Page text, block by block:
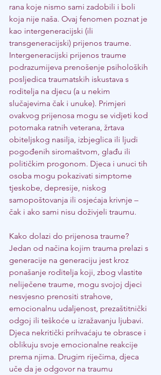
rana koje nismo sami zadobili i boli
koja nije naša. Ovaj fenomen poznat je
kao intergeneracijski (ili
transgeneracijski) prijenos traume.
Intergeneracijski prijenos traume
podrazumijeva prenošenje psiholoških
posljedica traumatskih iskustava s
roditelja na djecu (a u nekim
slučajevima čak i unuke). Primjeri
ovakvog prijenosa mogu se vidjeti kod
potomaka ratnih veterana, žrtava
obiteljskog nasilja, izbjeglica ili ljudi
pogođenih siromaštvom, glađu ili
političkim progonom. Djeca i unuci tih
osoba mogu pokazivati simptome
tjeskobe, depresije, niskog
samopoštovanja ili osjećaja krivnje –
čak i ako sami nisu doživjeli traumu.
Kako dolazi do prijenosa traume?
Jedan od načina kojim trauma prelazi s
generacije na generaciju jest kroz
ponašanje roditelja koji, zbog vlastite
neliječene traume, mogu svojoj djeci
nesvjesno prenositi strahove,
emocionalnu udaljenost, prezaštitnički
odgoj ili teškoće u izražavanju ljubavi.
Djeca nekritički prihvaćaju te obrasce i
oblikuju svoje emocionalne reakcije
prema njima. Drugim riječima, djeca
uče da je odgovor na traumu